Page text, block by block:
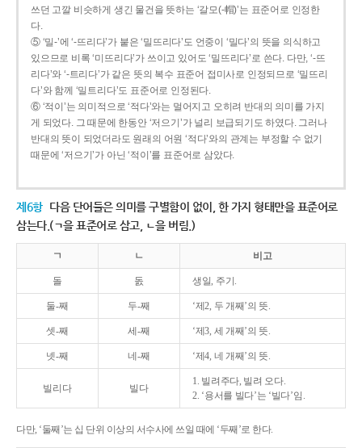
쓰던 고깔 비슷하게 생긴 물건을 뜻하는 ‘갈모(-帽)’는 표준어로 인정한
다.
⑤ ‘밀-’에 ‘-뜨리다’가 붙은 ‘밀뜨리다’도 언중이 ‘밀다’의 뜻을 의식하고
있으므로 비록 ‘미뜨리다’가 쓰이고 있어도 ‘밀뜨리다’로 쓴다. 다만, ‘-뜨
리다’와 ‘-트리다’가 같은 뜻의 복수 표준어 접미사로 인정되므로 ‘밀뜨리
다’와 함께 ‘밀트리다’도 표준어로 인정된다.
⑥ ‘적이’는 의미적으로 ‘적다’와는 멀어지고 오히려 반대의 의미를 가지
게 되었다. 그 때문에 한동안 ‘저으기’가 널리 보급되기도 하였다. 그러나
반대의 뜻이 되었더라도 원래의 어원 ‘적다’와의 관계는 부정할 수 없기
때문에 ‘저으기’가 아닌 ‘적이’를 표준어로 삼았다.
제6항 다음 단어들은 의미를 구별함이 없이, 한 가지 형태만을 표준어로
삼는다.(ㄱ을 표준어로 삼고, ㄴ을 버림.)
ㄱ ㄴ 비고
돌 돐 생일, 주기.
둘-째 두-째 ‘제2, 두 개째’의 뜻.
셋-째 세-째 ‘제3, 세 개째’의 뜻.
넷-째 네-째 ‘제4, 네 개째’의 뜻.
빌리다 빌다
1. 빌려주다, 빌려 오다.
2. ‘용서를 빌다’는 ‘빌다’임.
다만, ‘둘째’는 십 단위 이상의 서수사에 쓰일 때에 ‘두째’로 한다.